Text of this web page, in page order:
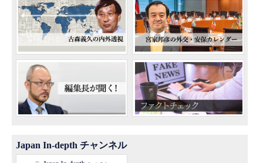
Japan In-depth チャンネル